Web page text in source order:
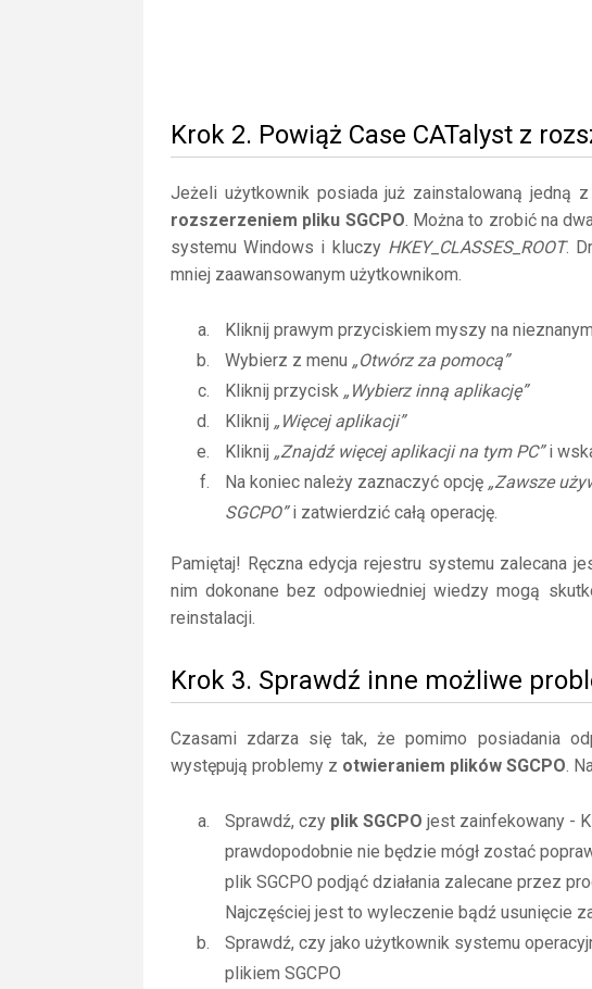
Krok 2. Powiąż Case CATalyst z
Jeżeli użytkownik posiada już zainstalowaną jedną
rozszerzeniem pliku SGCPO. Można to zrobić na
systemu Windows i kluczy HKEY_CLASSES_ROOT.
mniej zaawansowanym użytkownikom.
Kliknij prawym przyciskiem myszy na
Wybierz z menu „Otwórz za pomocą”
Kliknij przycisk „Wybierz inną aplikację”
Kliknij „Więcej aplikacji”
Kliknij „Znajdź więcej aplikacji na tym PC”i
Na koniec należy zaznaczyć opcję „Zawsze
SGCPO”i zatwierdzić całą operację.
Pamiętaj! Ręczna edycja rejestru systemu zalecana
nim dokonane bez odpowiedniej wiedzy mogą
reinstalacji.
Krok 3. Sprawdź inne możliwe
Czasami zdarza się tak, że pomimo posiadania
występują problemy z otwieraniem plików SGCPO.
Sprawdź, czy plik SGCPO jest zainfekowany -
prawdopodobnie nie będzie mógł zostać
plik SGCPO podjąć działania zalecane przez
Najczęściej jest to wyleczenie bądź usunięcie
Sprawdź, czy jako użytkownik systemu
plikiem SGCPO